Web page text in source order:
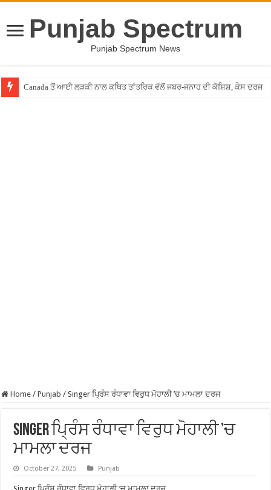
Punjab Spectrum
Punjab Spectrum News
Canada ਤੋਂ ਆਈ ਲੜਕੀ ਨਾਲ ਕਥਿਤ ਤਾਂਤਰਿਕ ਵੱਲੋਂ ਜਬਰ-ਜਨਾਹ ਦੀ ਕੋਸ਼ਿਸ਼, ਕੇਸ ਦਰਜ
Home / Punjab / Singer ਪ੍ਰਿੰਸ ਰੰਧਾਵਾ ਵਿਰੁਧ ਮੋਹਾਲੀ ’ਚ ਮਾਮਲਾ ਦਰਜ
Singer ਪ੍ਰਿੰਸ ਰੰਧਾਵਾ ਵਿਰੁਧ ਮੋਹਾਲੀ ’ਚ
ਮਾਮਲਾ ਦਰਜ
October 27, 2025 Punjab